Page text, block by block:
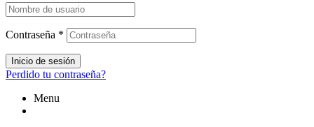
Contraseña *
Inicio de sesión
Perdido tu contraseña?
Menu